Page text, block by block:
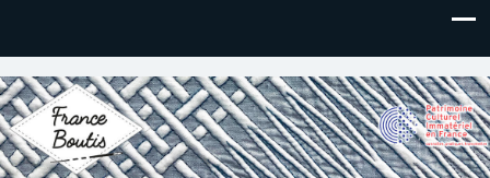
France Boutis
Le site de France Boutis